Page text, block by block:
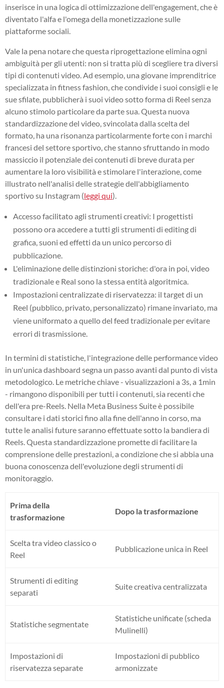
inserisce in una logica di ottimizzazione dell'engagement, che è
diventato l'alfa e l'omega della monetizzazione sulle
piattaforme sociali.
Vale la pena notare che questa riprogettazione elimina ogni
ambiguità per gli utenti: non si tratta più di scegliere tra diversi
tipi di contenuti video. Ad esempio, una giovane imprenditrice
specializzata in fitness fashion, che condivide i suoi consigli e le
sue sfilate, pubblicherà i suoi video sotto forma di Reel senza
alcuno stimolo particolare da parte sua. Questa nuova
standardizzazione del video, svincolata dalla scelta del
formato, ha una risonanza particolarmente forte con i marchi
francesi del settore sportivo, che stanno sfruttando in modo
massiccio il potenziale dei contenuti di breve durata per
aumentare la loro visibilità e stimolare l'interazione, come
illustrato nell'analisi delle strategie dell'abbigliamento
sportivo su Instagram (leggi qui).
Accesso facilitato agli strumenti creativi: I progettisti
possono ora accedere a tutti gli strumenti di editing di
grafica, suoni ed effetti da un unico percorso di
pubblicazione.
L'eliminazione delle distinzioni storiche: d'ora in poi, video
tradizionale e Real sono la stessa entità algoritmica.
Impostazioni centralizzate di riservatezza: il target di un
Reel (pubblico, privato, personalizzato) rimane invariato, ma
viene uniformato a quello del feed tradizionale per evitare
errori di trasmissione.
In termini di statistiche, l'integrazione delle performance video
in un'unica dashboard segna un passo avanti dal punto di vista
metodologico. Le metriche chiave - visualizzazioni a 3s, a 1min
- rimangono disponibili per tutti i contenuti, sia recenti che
dell'era pre-Reels. Nella Meta Business Suite è possibile
consultare i dati storici fino alla fine dell'anno in corso, ma
tutte le analisi future saranno effettuate sotto la bandiera di
Reels. Questa standardizzazione promette di facilitare la
comprensione delle prestazioni, a condizione che si abbia una
buona conoscenza dell'evoluzione degli strumenti di
monitoraggio.
Prima della
trasformazione
Dopo la trasformazione
Scelta tra video classico o
Reel
Pubblicazione unica in Reel
Strumenti di editing
separati
Suite creativa centralizzata
Statistiche segmentate
Statistiche unificate (scheda
Mulinelli)
Impostazioni di
riservatezza separate
Impostazioni di pubblico
armonizzate